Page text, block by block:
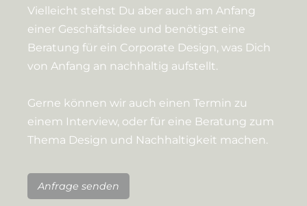
Vielleicht stehst Du aber auch am Anfang
einer Geschäftsidee und benötigst eine
Beratung für ein Corporate Design, was Dich
von Anfang an nachhaltig aufstellt.
Gerne können wir auch einen Termin zu
einem Interview, oder für eine Beratung zum
Thema Design und Nachhaltigkeit machen.
Anfrage senden